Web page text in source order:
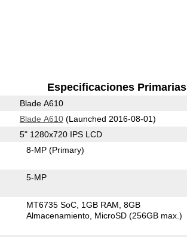
Especificaciones Primarias
Blade A610
Blade A610(Launched 2016-08-01)
5" 1280x720 IPS LCD
8-MP(Primary)
5-MP
MT6735 SoC 1GB RAM 8GB
Almacenamiento MicroSD (256GB max.)